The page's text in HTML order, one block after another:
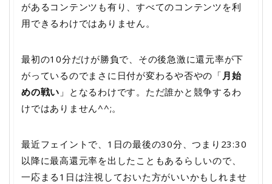
があるコンテンツも有り、すべてのコンテンツを利
用できるわけではありません。
最初の10分だけが勝負で、その後急激に還元率が下
がっているのでまさに日付が変わるや否やの「 月始
めの戦い 」となるわけです。ただ誰かと競争するわ
けではありません^^;。
最近フェイントで、1日の最後の30分、つまり23:30
以降に最高還元率を出したこともあるらしいので、
一応まる1日は注視しておいた方がいいかもしれませ